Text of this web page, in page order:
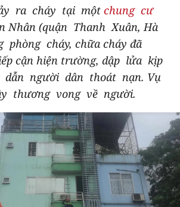
ra cháy tại một chung cư
Nhân (quận Thanh Xuân, Hà
phòng cháy, chữa cháy đã
cận hiện trường, dập lửa kịp
người dân thoát nạn. Vụ
thương vong về người.